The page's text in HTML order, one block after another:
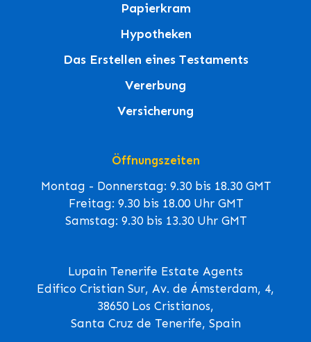
Papierkram
Hypotheken
Das Erstellen eines Testaments
Vererbung
Versicherung
Öffnungszeiten
Montag - Donnerstag: 9.30 bis 18.30 GMT
Freitag: 9.30 bis 18.00 Uhr GMT
Samstag: 9.30 bis 13.30 Uhr GMT
Lupain Tenerife Estate Agents
Edifico Cristian Sur, Av. de Ámsterdam, 4,
38650 Los Cristianos,
Santa Cruz de Tenerife, Spain